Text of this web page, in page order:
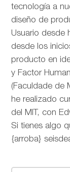
tecnología a
diseño de
Usuario desde
desde los
producto en
y Factor
(Faculdade de
he realizado
del MIT, con
Si tienes algo
{arroba}